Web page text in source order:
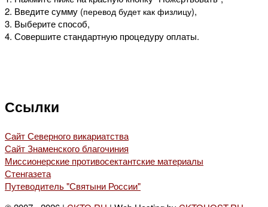
2. Введите сумму (перевод будет как физлицу),
3. Выберите способ,
4. Совершите стандартную процедуру оплаты.
Ссылки
Сайт Северного викариатства
Сайт Знаменского благочиния
Миссионерские противосектантские материалы
Стенгазета
Путеводитель "Святыни России"